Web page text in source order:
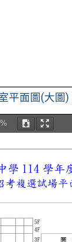
平面圖(大圖)